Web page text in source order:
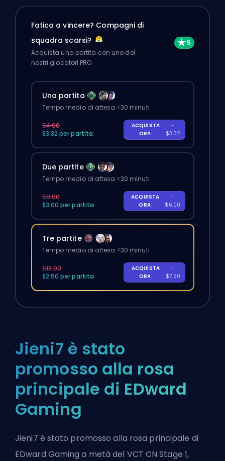
Fatica a vincere? Compagni di
squadra scarsi?
Acquista una partita con uno dei
nostri giocatori PRO.
Una partita
Tempo medio di attesa <30 minuti
$4.00
$3.32 per partita
ACQUISTA
ORA
-
$3.32
Due partite
Tempo medio di attesa <30 minuti
$8.00
$3.00 per partita
ACQUISTA
ORA
-
$6.00
Tre partite
Tempo medio di attesa <30 minuti
$12.00
$2.50 per partita
ACQUISTA
ORA
-
$7.50
Jieni7 è stato
promosso alla rosa
principale di EDward
Gaming
Jieni7 è stato promosso alla rosa principale di
EDward Gaming a metà del VCT CN Stage 1,